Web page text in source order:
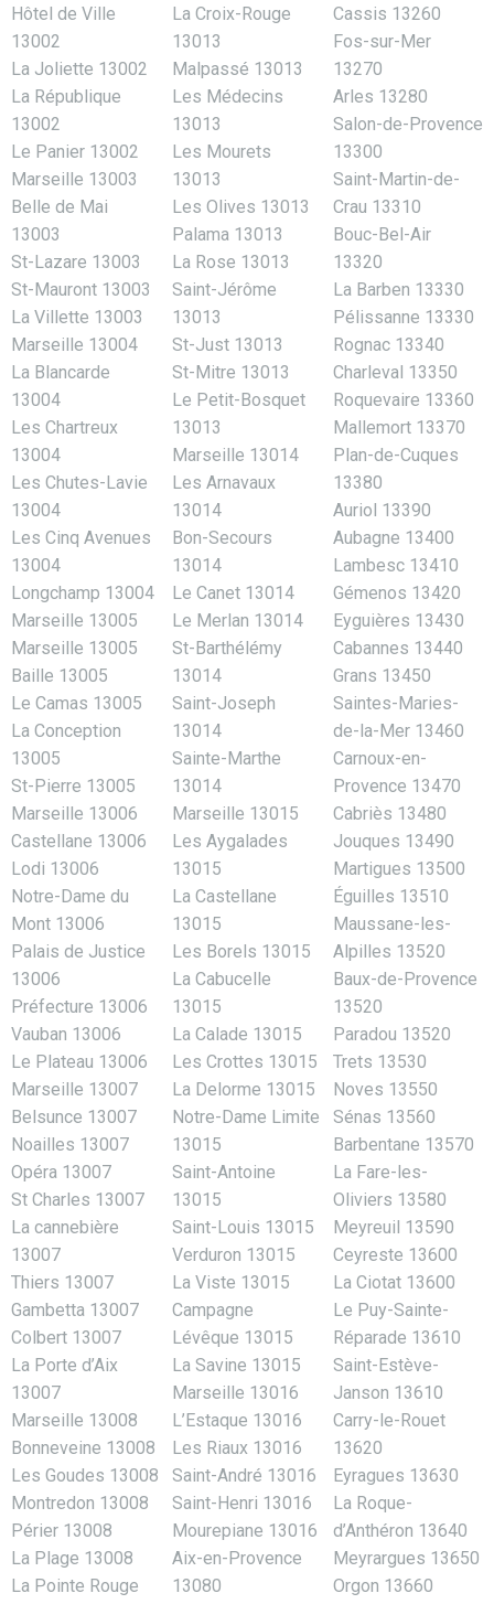
Hôtel de Ville
13002
La Joliette 13002
La République
13002
Le Panier 13002
Marseille 13003
Belle de Mai
13003
St-Lazare 13003
St-Mauront 13003
La Villette 13003
Marseille 13004
La Blancarde
13004
Les Chartreux
13004
Les Chutes-Lavie
13004
Les Cinq Avenues
13004
Longchamp 13004
Marseille 13005
Marseille 13005
Baille 13005
Le Camas 13005
La Conception
13005
St-Pierre 13005
Marseille 13006
Castellane 13006
Lodi 13006
Notre-Dame du
Mont 13006
Palais de Justice
13006
Préfecture 13006
Vauban 13006
Le Plateau 13006
Marseille 13007
Belsunce 13007
Noailles 13007
Opéra 13007
St Charles 13007
La cannebière
13007
Thiers 13007
Gambetta 13007
Colbert 13007
La Porte d’Aix
13007
Marseille 13008
Bonneveine 13008
Les Goudes 13008
Montredon 13008
Périer 13008
La Plage 13008
La Pointe Rouge
La Croix-Rouge
13013
Malpassé 13013
Les Médecins
13013
Les Mourets
13013
Les Olives 13013
Palama 13013
La Rose 13013
Saint-Jérôme
13013
St-Just 13013
St-Mitre 13013
Le Petit-Bosquet
13013
Marseille 13014
Les Arnavaux
13014
Bon-Secours
13014
Le Canet 13014
Le Merlan 13014
St-Barthélémy
13014
Saint-Joseph
13014
Sainte-Marthe
13014
Marseille 13015
Les Aygalades
13015
La Castellane
13015
Les Borels 13015
La Cabucelle
13015
La Calade 13015
Les Crottes 13015
La Delorme 13015
Notre-Dame Limite
13015
Saint-Antoine
13015
Saint-Louis 13015
Verduron 13015
La Viste 13015
Campagne
Lévêque 13015
La Savine 13015
Marseille 13016
L’Estaque 13016
Les Riaux 13016
Saint-André 13016
Saint-Henri 13016
Mourepiane 13016
Aix-en-Provence
13080
Cassis 13260
Fos-sur-Mer
13270
Arles 13280
Salon-de-Provence
13300
Saint-Martin-de-
Crau 13310
Bouc-Bel-Air
13320
La Barben 13330
Pélissanne 13330
Rognac 13340
Charleval 13350
Roquevaire 13360
Mallemort 13370
Plan-de-Cuques
13380
Auriol 13390
Aubagne 13400
Lambesc 13410
Gémenos 13420
Eyguières 13430
Cabannes 13440
Grans 13450
Saintes-Maries-
de-la-Mer 13460
Carnoux-en-
Provence 13470
Cabriès 13480
Jouques 13490
Martigues 13500
Éguilles 13510
Maussane-les-
Alpilles 13520
Baux-de-Provence
13520
Paradou 13520
Trets 13530
Noves 13550
Sénas 13560
Barbentane 13570
La Fare-les-
Oliviers 13580
Meyreuil 13590
Ceyreste 13600
La Ciotat 13600
Le Puy-Sainte-
Réparade 13610
Saint-Estève-
Janson 13610
Carry-le-Rouet
13620
Eyragues 13630
La Roque-
d’Anthéron 13640
Meyrargues 13650
Orgon 13660